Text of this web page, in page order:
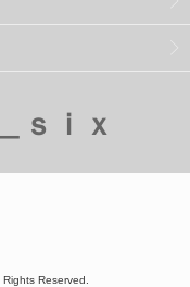
ｓｉｘ
Rights Reserved.